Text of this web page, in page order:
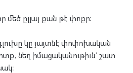
մեծ ըլլայ քան թէ փոքր:
կը յայտնէ փոփոխական
նեղ իմացականութիւն՝ շատ